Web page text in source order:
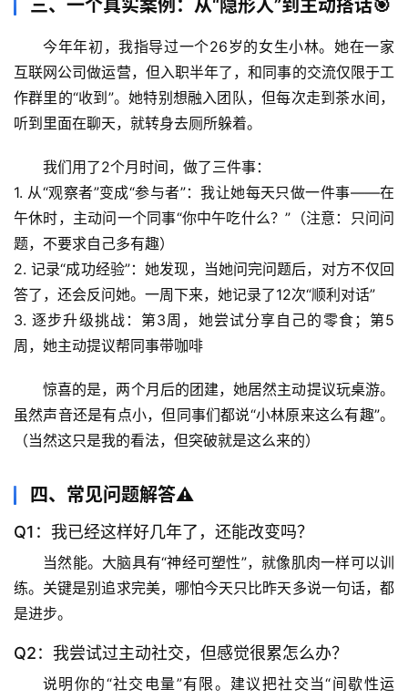
历
史
宇
宙
天
文
生
活
科
前
沿
理
驿
站
三、一个真实案例：从“隐形人”到主动搭话🎯
今年年初，我指导过一个26岁的女生小林。她在一家
互联网公司做运营，但入职半年了，和同事的交流仅限于工
作群里的“收到”。她特别想融入团队，但每次走到茶水间，
听到里面在聊天，就转身去厕所躲着。
我们用了2个月时间，做了三件事：
1. 从“观察者”变成“参与者”：我让她每天只做一件事——在
午休时，主动问一个同事“你中午吃什么？”（注意：只问问
题，不要求自己多有趣）
2. 记录“成功经验”：她发现，当她问完问题后，对方不仅回
答了，还会反问她。一周下来，她记录了12次“顺利对话”
3. 逐步升级挑战 ：第3周，她尝试分享自己的零食；第5
周，她主动提议帮同事带咖啡
惊喜的是，两个月后的团建，她居然主动提议玩桌游。
虽然声音还是有点小，但同事们都说“小林原来这么有趣”。
（当然这只是我的看法，但突破就是这么来的）
四、常见问题解答⚠️
Q1：我已经这样好几年了，还能改变吗？
当然能。大脑具有“神经可塑性”，就像肌肉一样可以训
练。关键是别追求完美，哪怕今天只比昨天多说一句话，都
是进步。
Q2：我尝试过主动社交，但感觉很累怎么办？
说明你的“社交电量”有限。建议把社交当“间歇性运